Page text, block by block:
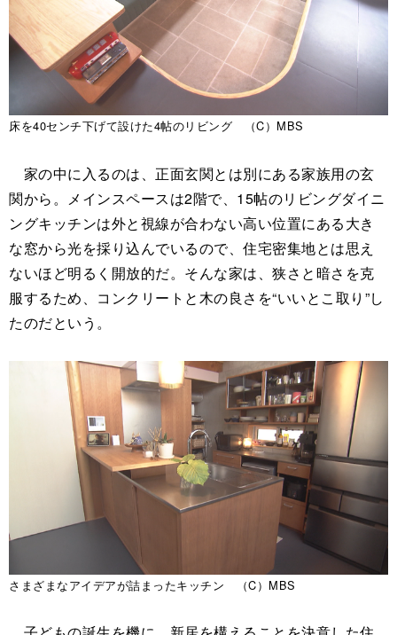
床を40センチ下げて設けた4帖のリビング （C）MBS
家の中に入るのは、正面玄関とは別にある家族用の玄
関から。メインスペースは2階で、15帖のリビングダイニ
ングキッチンは外と視線が合わない高い位置にある大き
な窓から光を採り込んでいるので、住宅密集地とは思え
ないほど明るく開放的だ。そんな家は、狭さと暗さを克
服するため、コンクリートと木の良さを“いいとこ取り”し
たのだという。
さまざまなアイデアが詰まったキッチン （C）MBS